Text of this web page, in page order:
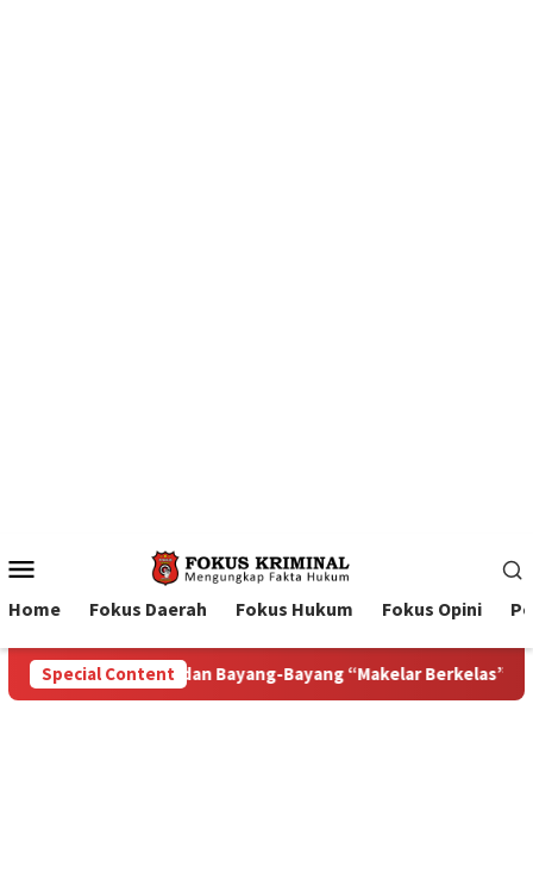
Menu
Home Fokus Daerah Fokus Hukum Fokus Opini
Special Content
Berkelas” di Tengah Proyek Blok Masela Bupati